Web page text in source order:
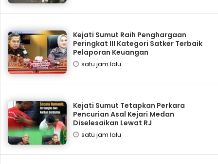
Kejati Sumut Raih Penghargaan
Peringkat III Kategori Satker Terbaik
Pelaporan Keuangan
satu jam lalu
Kejati Sumut Tetapkan Perkara
Pencurian Asal Kejari Medan
Diselesaikan Lewat RJ
satu jam lalu